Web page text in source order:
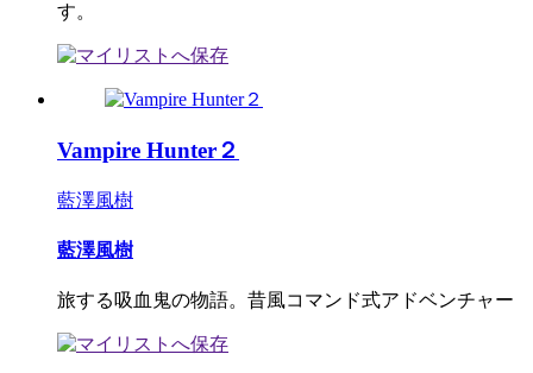
す。
Vampire Hunter２
藍澤風樹
藍澤風樹
旅する吸血鬼の物語。昔風コマンド式アドベンチャー